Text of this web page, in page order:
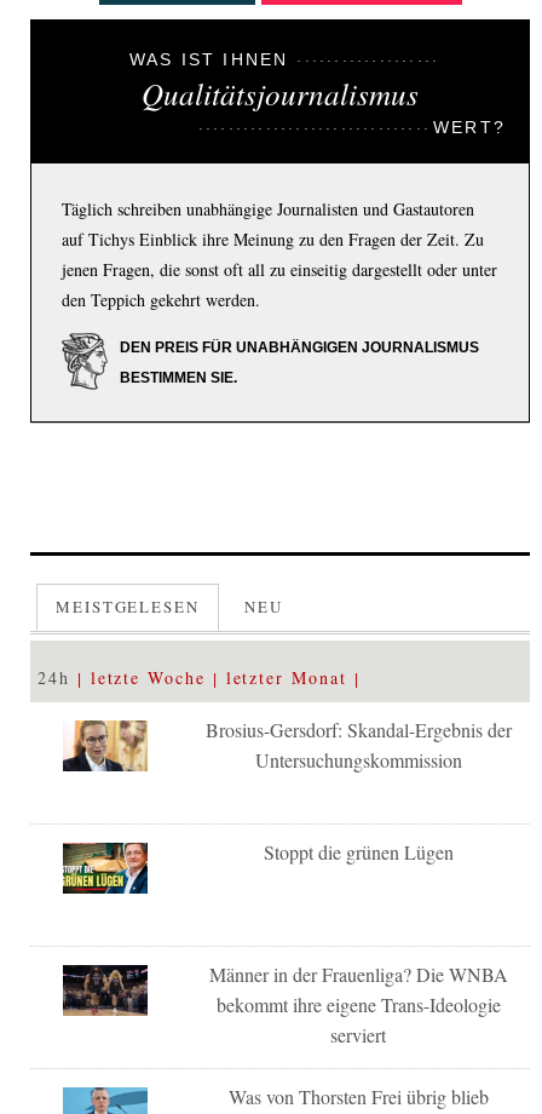
WAS IST IHNEN
Qualitätsjournalismus
WERT?
Täglich schreiben unabhängige Journalisten und Gastautoren
auf Tichys Einblick ihre Meinung zu den Fragen der Zeit. Zu
jenen Fragen, die sonst oft all zu einseitig dargestellt oder unter
den Teppich gekehrt werden.
DEN PREIS FÜR UNABHÄNGIGEN JOURNALISMUS
BESTIMMEN SIE.
MEISTGELESEN NEU
24h letzte Woche letzter Monat
Brosius-Gersdorf: Skandal-Ergebnis der
Untersuchungskommission
Stoppt die grünen Lügen
Männer in der Frauenliga? Die WNBA
bekommt ihre eigene Trans-Ideologie
serviert
Was von Thorsten Frei übrig blieb